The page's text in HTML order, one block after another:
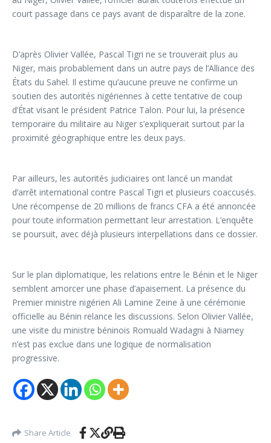
court passage dans ce pays avant de disparaître de la zone.
D’après Olivier Vallée, Pascal Tigri ne se trouverait plus au
Niger, mais probablement dans un autre pays de l’Alliance des
États du Sahel. Il estime qu’aucune preuve ne confirme un
soutien des autorités nigériennes à cette tentative de coup
d’État visant le président Patrice Talon. Pour lui, la présence
temporaire du militaire au Niger s’expliquerait surtout par la
proximité géographique entre les deux pays.
Par ailleurs, les autorités judiciaires ont lancé un mandat
d’arrêt international contre Pascal Tigri et plusieurs coaccusés.
Une récompense de 20 millions de francs CFA a été annoncée
pour toute information permettant leur arrestation. L’enquête
se poursuit, avec déjà plusieurs interpellations dans ce dossier.
Sur le plan diplomatique, les relations entre le Bénin et le Niger
semblent amorcer une phase d’apaisement. La présence du
Premier ministre nigérien Ali Lamine Zeine à une cérémonie
officielle au Bénin relance les discussions. Selon Olivier Vallée,
une visite du ministre béninois Romuald Wadagni à Niamey
n’est pas exclue dans une logique de normalisation
progressive.
Share Article